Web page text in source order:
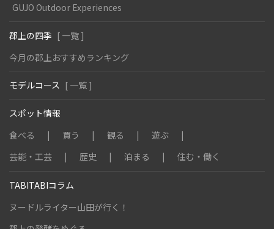
GUJO Outdoor Experiences
郡上の四季 [ 一覧 ]
今月の郡上おすすめランキング
モデルコース [ 一覧 ]
スポット情報
食べる
買う 観る
遊ぶ
芸能・工芸
歴史 泊まる 住む・働く
TABITABIコラム
ヌードルライター山田が行く！